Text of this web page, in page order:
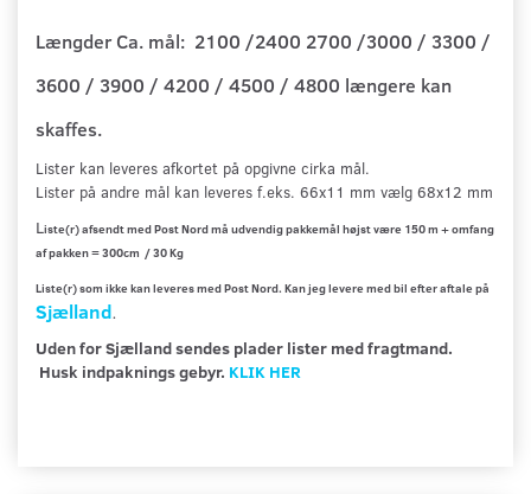
Længder Ca. mål: 2100 /2400 2700 /3000 / 3300 /
3600 / 3900 / 4200 / 4500 / 4800 længere kan
skaffes.
Lister kan leveres afkortet på opgivne cirka mål.
Lister på andre mål kan leveres f.eks. 66x11 mm vælg 68x12 mm
Liste(r) afsendt med Post Nord må udvendig pakkemål højst være 150 m + omfang
af pakken = 300cm / 30 Kg
Liste(r) som ikke kan leveres med Post Nord. Kan jeg levere med bil efter aftale på
Sjælland.
Uden for Sjælland sendes plader lister med fragtmand.
Husk indpaknings gebyr. KLIK HER